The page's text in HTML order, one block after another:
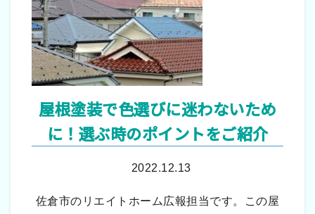
屋根塗装で色選びに迷わないため
に！選ぶ時のポイントをご紹介
2022.12.13
佐倉市のリエイトホーム広報担当です。この屋